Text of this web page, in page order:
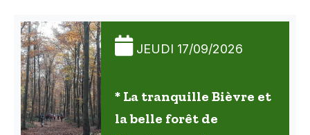
JEUDI 17/09/2026
* La tranquille Bièvre et
la belle forêt de